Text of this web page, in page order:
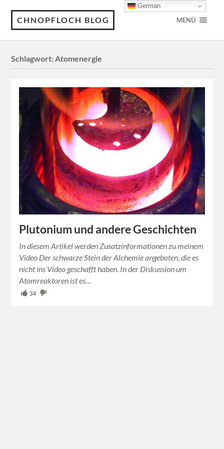
CHNOPFLOCH BLOG MENÜ
Schlagwort:Atomenergie
Plutonium und andere Geschichten
In diesem Artikel werden Zusatzinformationen zu meinem
Video Der schwarze Stein der Alchemie angeboten, die es
nicht ins Video geschafft haben. In der Diskussion um
Atomreaktoren ist es…
34
German